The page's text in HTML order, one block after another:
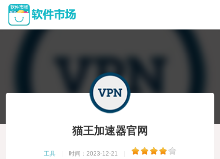
猫王加速器官网
工具 时间：2023-12-21